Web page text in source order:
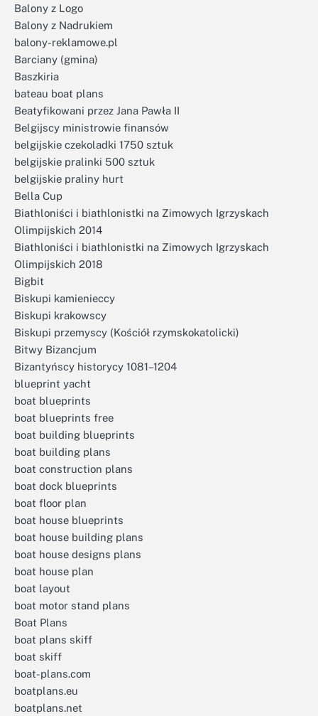
Balony z Logo
Balony z Nadrukiem
balony-reklamowe.pl
Barciany (gmina)
Baszkiria
bateau boat plans
Beatyfikowani przez Jana Pawła II
Belgijscy ministrowie finansów
belgijskie czekoladki 1750 sztuk
belgijskie pralinki 500 sztuk
belgijskie praliny hurt
Bella Cup
Biathloniści i biathlonistki na Zimowych Igrzyskach
Olimpijskich 2014
Biathloniści i biathlonistki na Zimowych Igrzyskach
Olimpijskich 2018
Bigbit
Biskupi kamienieccy
Biskupi krakowscy
Biskupi przemyscy (Kościół rzymskokatolicki)
Bitwy Bizancjum
Bizantyńscy historycy 1081–1204
blueprint yacht
boat blueprints
boat blueprints free
boat building blueprints
boat building plans
boat construction plans
boat dock blueprints
boat floor plan
boat house blueprints
boat house building plans
boat house designs plans
boat house plan
boat layout
boat motor stand plans
Boat Plans
boat plans skiff
boat skiff
boat-plans.com
boatplans.eu
boatplans.net